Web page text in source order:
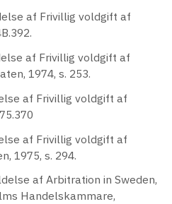
af Frivillig voldgift af
af Frivillig voldgift af
1974, s. 253.
af Frivillig voldgift af
af Frivillig voldgift af
1975, s. 294.
af Arbitration in Sweden,
Handelskammare,